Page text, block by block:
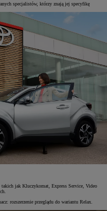
specjalistów, którzy znają jej specyfikę
takich jak Kluczykomat, Express Service, Video
rozszerzenie przeglądu do wariantu Relax.